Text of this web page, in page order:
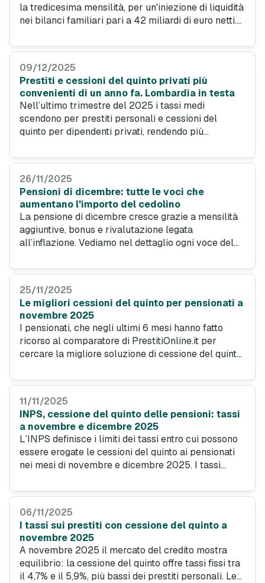
la tredicesima mensilità, per un'iniezione di liquidità
nei bilanci familiari pari a 42 miliardi di euro netti.
alle spese, ma rappresenta un'opportunità
09/12/2025
Prestiti e cessioni del quinto privati più
convenienti di un anno fa. Lombardia in testa
Nell’ultimo trimestre del 2025 i tassi medi
scendono per prestiti personali e cessioni del
quinto per dipendenti privati, rendendo più
domanda vivace, importi in aumento e differenze
26/11/2025
Pensioni di dicembre: tutte le voci che
aumentano l'importo del cedolino
La pensione di dicembre cresce grazie a mensilità
aggiuntive, bonus e rivalutazione legata
all’inflazione. Vediamo nel dettaglio ogni voce del
offerte dalla cessione del quinto pensionati rispetto
25/11/2025
Le migliori cessioni del quinto per pensionati a
novembre 2025
I pensionati, che negli ultimi 6 mesi hanno fatto
ricorso al comparatore di PrestitiOnline.it per
cercare la migliore soluzione di cessione del quinto
somma media di 18.251 euro. L'importo medio
è stato di 20.035 euro. La durata più scelta dai
pensionati per il rimborso del prestito è stata
invece di 120 mesi.
11/11/2025
INPS, cessione del quinto delle pensioni: tassi
a novembre e dicembre 2025
L’INPS definisce i limiti dei tassi entro cui possono
essere erogate le cessioni del quinto ai pensionati
nei mesi di novembre e dicembre 2025. I tassi
richiedente maturata a fine piano di ammortamento
06/11/2025
I tassi sui prestiti con cessione del quinto a
novembre 2025
A novembre 2025 il mercato del credito mostra
equilibrio: la cessione del quinto offre tassi fissi tra
il 4,7% e il 5,9%, più bassi dei prestiti personali. Le